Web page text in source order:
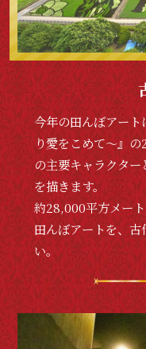
今年の田んぼアー
り愛をこめて〜』
の主要キャラクタ
を描きます。
約28,000平方メー
田んぼアートを、
い。